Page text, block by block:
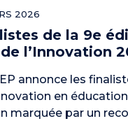
2026
de la 9e
l’Innovation
annonce les
en
marquée par un